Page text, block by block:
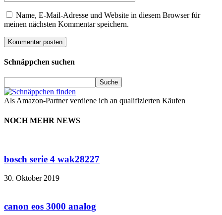
Name, E-Mail-Adresse und Website in diesem Browser für
meinen nächsten Kommentar speichern.
Schnäppchen suchen
Als Amazon-Partner verdiene ich an qualifizierten Käufen
NOCH MEHR NEWS
bosch serie 4 wak28227
30. Oktober 2019
canon eos 3000 analog